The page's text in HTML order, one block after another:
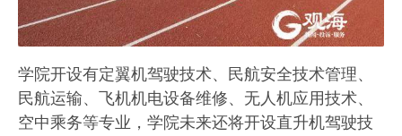
学院开设有定翼机驾驶技术、民航安全技术管理、
民航运输、飞机机电设备维修、无人机应用技术、
空中乘务等专业，学院未来还将开设直升机驾驶技